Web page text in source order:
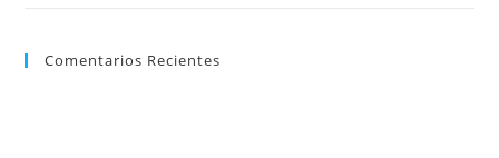
Comentarios Recientes